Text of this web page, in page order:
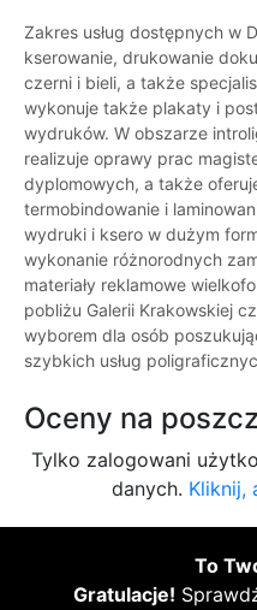
Zakres usług dostępnych w
kserowanie, drukowanie
czerni i bieli, a także
wykonuje także plakaty i
wydruków. W obszarze
realizuje oprawy prac
dyplomowych, a także
termobindowanie i
wydruki i ksero w dużym
wykonanie różnorodnych
materiały reklamowe
pobliżu Galerii Krakowskiej
wyborem dla osób
szybkich usług
Oceny na
Tylko zalogowani
danych. Kliknij,
To
Gratulacje!